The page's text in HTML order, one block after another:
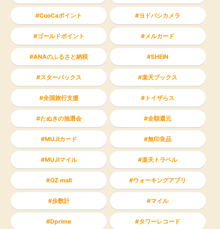
CooCaポイント ヨドバシカメラ
ゴールドポイント メルカード
ANAのふるさと納税 SHEIN
スターバックス 楽天ブックス
全国旅行支援 トイザらス
たぬきの抽選会 全額還元
MUJIカード 無印良品
MUJIマイル 楽天トラベル
OZ mall ウォーキングアプリ
歩数計 マイル
Dprime タワーレコード